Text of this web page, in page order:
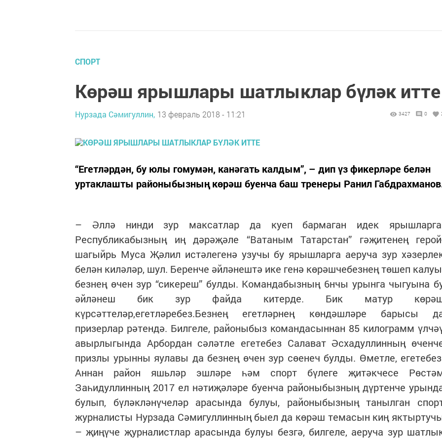
СПОРТ
Көрәш ярышлары шатлыклар бүләк итте
Нурзада Сәмигуллин, 13 февраль 2018 - 11:21 3427 0
“Егетләрдән, бу юлы гомумән, канәгать калдым”, – дип үз фикерләре белән
уртаклашты районыбызның көрәш буенча баш тренеры Ранил
– Әллә нинди зур максатлар да куеп бармаган идек
Республикабызның иң дәрәҗәле “Ватаным Татарстан” гәҗитенең
шагыйрь Муса Җәлил истәлегенә узучы бу ярышларга аеруча зур
белән киләләр, шул. Беренче әйләнештә ике генә көрәшчебезнең төшеп
безнең өчен зур “сикереш” булды. Командабызның 6нчы урынга чыгуына
әйләнеш бик зур файда китерде. Бик матур
күрсәттеләр,егетләребез.Безнең егетләрнең көндәшләре барысы
призерлар рәтендә. Билгеле, районыбыз командасыннан 85 килограмм
авырлыгында Арбордан сәләтле егетебез Салават Әсхадуллинның
призлы урынны яулавы да безнең өчен зур сөенеч булды. Өметле,
Аннан район яшьләр эшләре һәм спорт бүлеге җитәкчесе
Заһидуллинның 2017 ел нәтиҗәләре буенча районыбызның дүртенче
булып, бүләкләнүчеләр арасында булуы, районыбызның танылган
журналисты Нурзада Сәмигуллинның быел да көрәш темасын киң
– җиңүче җурналистлар арасында булуы безгә, билгеле, аеруча зур